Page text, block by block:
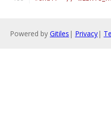
Powered by Gitiles | Privacy|